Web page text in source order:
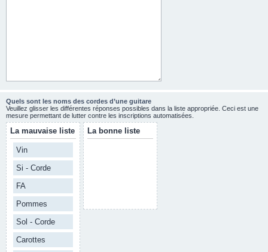
Quels sont les noms des cordes d’une guitare
Veuillez glisser les différentes réponses possibles dans la liste appropriée. Ceci est une
mesure permettant de lutter contre les inscriptions automatisées.
La mauvaise liste
Vin
Si - Corde
FA
Pommes
Sol - Corde
Carottes
La bonne liste